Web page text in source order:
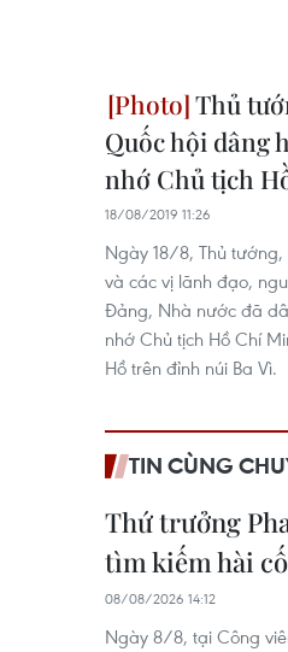
Thủ
Quốc hội dâng
nhớ Chủ tịch
18/08/2019 11:26
Ngày 18/8, Thủ
và các vị lãnh đạo,
Đảng, Nhà nước đã
nhớ Chủ tịch Hồ Chí
Hồ trên đỉnh núi Ba Vì.
TIN CÙNG
Thứ trưởng
tìm kiếm hài
08/08/2026 14:12
Ngày 8/8, tại Công